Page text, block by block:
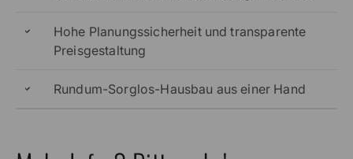
Hohe Planungssicherheit und transparente
Preisgestaltung
Rundum-Sorglos-Hausbau aus einer Hand